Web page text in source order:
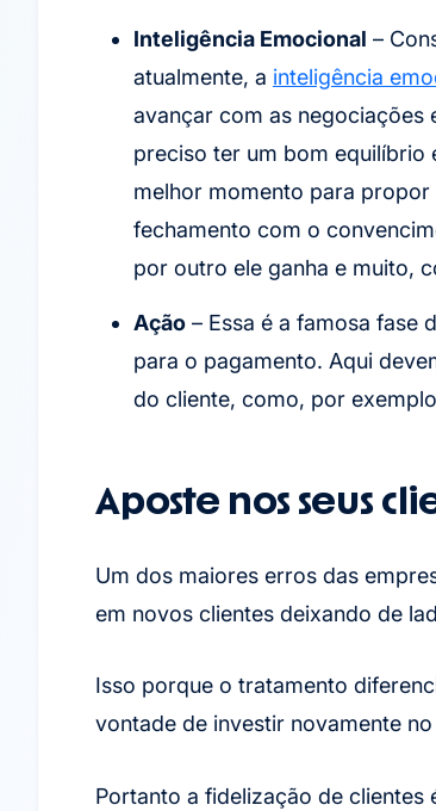
Inteligência Emocional –
atualmente, a inteligência
avançar com as negociações
preciso ter um bom equilíbrio
melhor momento para
fechamento com o
por outro ele ganha e muito,
Ação – Essa é a famosa fase
para o pagamento. Aqui
do cliente, como, por
Aposte nos seus
Um dos maiores erros das
em novos clientes deixando de
Isso porque o tratamento
vontade de investir novamente
Portanto a fidelização de clientes